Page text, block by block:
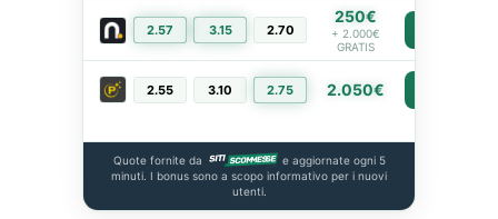
2.57 3.15 2.70
250€
+ 2.000€
GRATIS
2.55 3.10 2.75 2.050€
Quote fornite da
e aggiornate ogni 5
minuti. I bonus sono a scopo informativo per i nuovi
utenti.